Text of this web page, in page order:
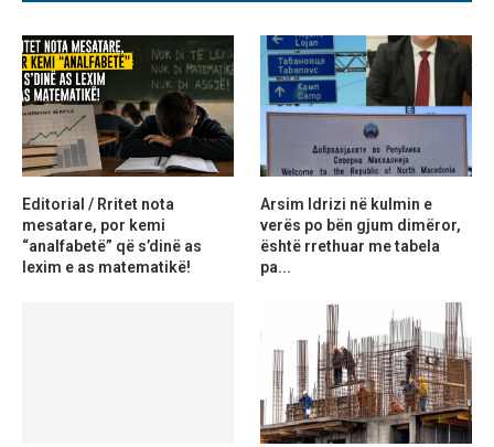
Editorial / Rritet nota
mesatare, por kemi
“analfabetë” që s’dinë as
lexim e as matematikë!
Arsim Idrizi në kulmin e
verës po bën gjum dimëror,
është rrethuar me tabela
pa...